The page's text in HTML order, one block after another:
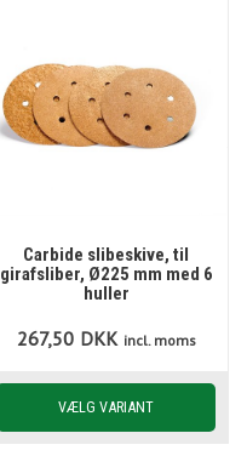
Carbide slibeskive, til
girafsliber, Ø225 mm med 6
huller
267,50 DKK incl. moms